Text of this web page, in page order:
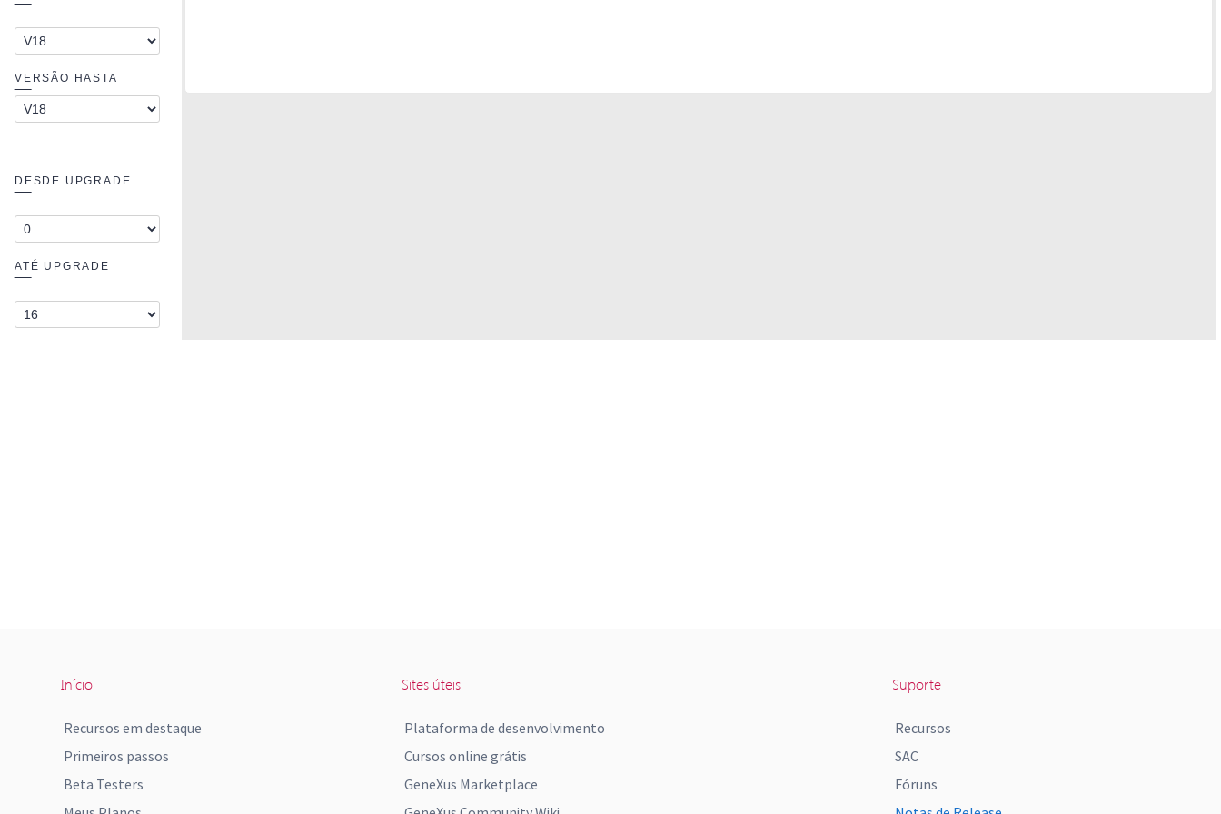
Início
Recursos em destaque
Primeiros passos
Beta Testers
Sites úteis
Plataforma de desenvolvimento
Cursos online grátis
GeneXus Marketplace
Suporte
Recursos
SAC
Fóruns